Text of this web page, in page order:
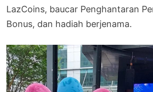
LazCoins, baucar Penghantaran
Bonus, dan hadiah berjenama.